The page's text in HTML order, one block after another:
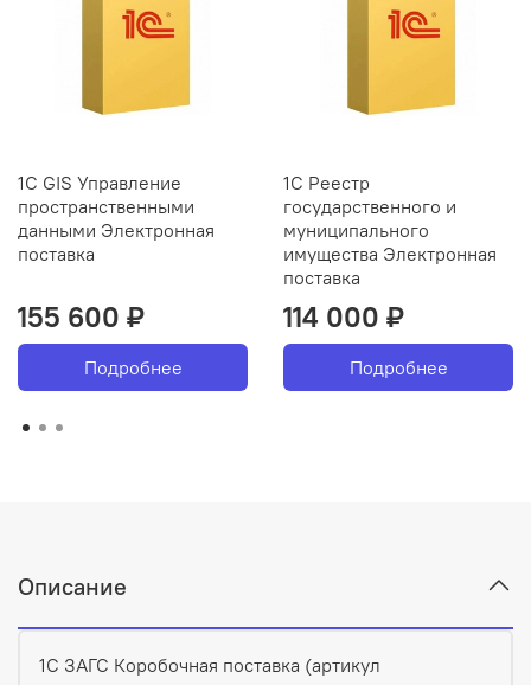
1С GIS Управление
пространственными
данными Электронная
поставка
155 600 ₽
Подробнее
1С Реестр
государственного и
муниципального
имущества Электронная
поставка
114 000 ₽
Подробнее
Описание
1С ЗАГС Коробочная поставка (артикул